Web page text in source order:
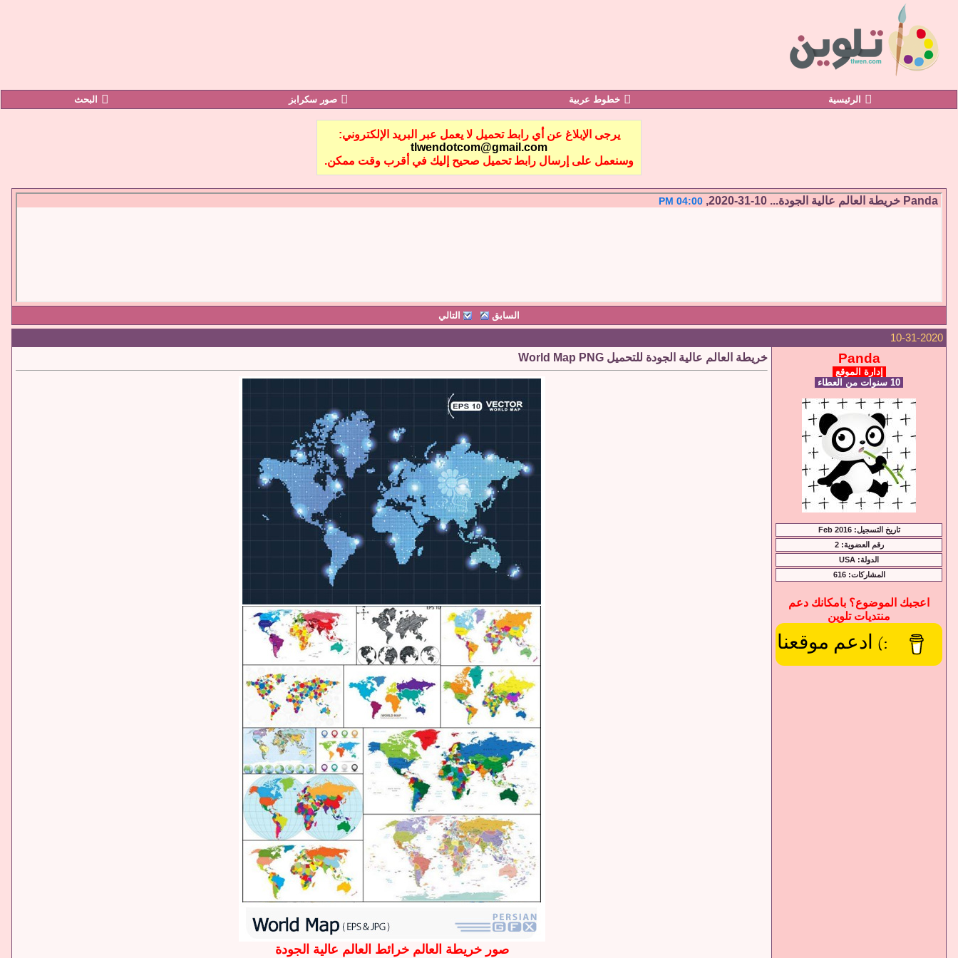
الرئيسية خطوط عربية صور سكرابز البحث
يرجى الإبلاغ عن أي رابط تحميل لا يعمل عبر البريد الإلكتروني:
tlwendotcom@gmail.com
وسنعمل على إرسال رابط تحميل صحيح إليك في أقرب وقت ممكن.
Panda خريطة العالم عالية الجودة... 04:00 PM
السابق التالي
10-31-2020
Panda
إدارة الموقع
تاريخ التسجيل: Feb 2016
رقم العضوية: 2
الدولة: USA
المشاركات: 616
اعجبك الموضوع؟ بامكانك دعم
منتديات تلوين
:) ادعم موقعنا
خريطة العالم عالية الجودة للتحميل World Map PNG
صور خريطة العالم خرائط العالم عالية الجودة